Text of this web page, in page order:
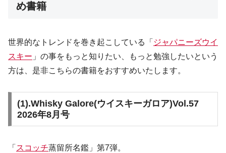
め書籍
世界的なトレンドを巻き起こしている「 ジャパニーズウイ
スキー 」の事をもっと知りたい、もっと勉強したいという
方は、是非こちらの書籍をおすすめいたします。
(1).Whisky Galore(ウイスキーガロア)Vol.57
2026年8月号
「 スコッチ蒸留所名鑑」第7弾。